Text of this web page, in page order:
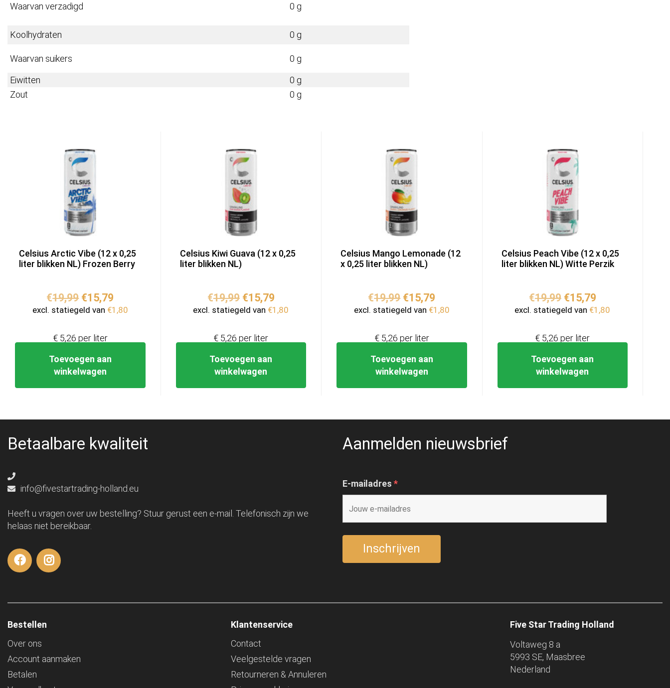
Waarvan verzadigd 0 g
Koolhydraten 0 g
Waarvan suikers 0 g
Eiwitten
0 g
Zout
0 g
Celsius Arctic Vibe (12 x 0,25
liter blikken NL) Frozen Berry
€19,99 Oorspronkelijke
prijs
€19,99.
€15,79
prijs
excl. statiegeld van €1,80
Toevoegen aan
winkelwagen
€ 5,26 per liter
Celsius Kiwi Guava (12 x 0,25
liter blikken NL)
€19,99 Oorspronkelijke
prijs
€19,99.
€15,79Huidige
prijs
excl. statiegeld van €1,80
Toevoegen aan
winkelwagen
€ 5,26 per liter
Celsius Mango Lemonade (12
x 0,25 liter blikken NL)
€19,99 Oorspronkelijke
prijs
€19,99.
€15,79
prijs
excl. statiegeld van €1,80
Toevoegen aan
winkelwagen
€ 5,26 per liter
Celsius Peach Vibe (12 x 0,25
liter blikken NL) Witte Perzik
€19,99 Oorspronkelijke
prijs
€19,99.
€15,79Huidige
prijs
excl. statiegeld van €1,80
Toevoegen aan
winkelwagen
€ 5,26 per liter
Betaalbare kwaliteit
info@fivestartrading-holland.eu
Heeft u vragen over uw bestelling? Stuur gerust een e-mail. Telefonisch zijn we
helaas niet bereikbaar.
Aanmelden nieuwsbrief
E-mailadres *
Bestellen
Over ons
Account aanmaken
Betalen
Klantenservice
Contact
Veelgestelde vragen
Retourneren & Annuleren
Five Star Trading Holland
Voltaweg 8 a
5993 SE, Maasbree
Nederland